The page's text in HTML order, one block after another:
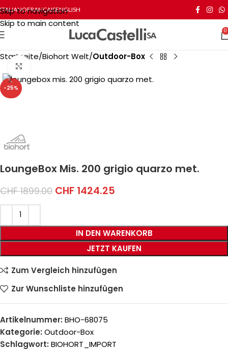
Skip to navigation
Skip to main content
ITALIANOFRANÇAISENGLISH
0
Startseite Biohort Welt Outdoor-Box
-25%
LoungeBox Mis. 200 grigio quarzo met.
CHF1899.00 CHF 1424.25
IN DEN WARENKORB
JETZT KAUFEN
Zum Vergleich hinzufügen
Zur Wunschliste hinzufügen
Artikelnummer: BHO-68075
Kategorie: Outdoor-Box
Schlagwort: BIOHORT_IMPORT